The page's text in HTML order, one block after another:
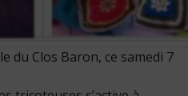
du Clos Baron, ce samedi 7